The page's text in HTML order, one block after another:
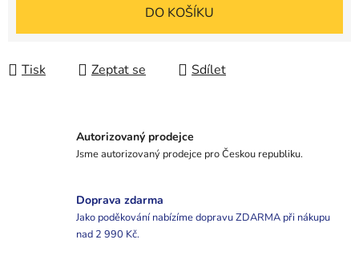
DO KOŠÍKU
Tisk Zeptat se Sdílet
Autorizovaný prodejce
Jsme autorizovaný prodejce pro Českou republiku.
Doprava zdarma
Jako poděkování nabízíme dopravu ZDARMA při nákupu
nad 2 990 Kč.